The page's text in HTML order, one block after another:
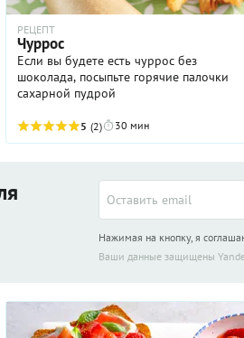
РЕЦЕПТ
Чуррос
Если вы будете есть чуррос без
шоколада, посыпьте горячие палочки
сахарной пудрой
5 (2) 30 мин
Нажимая на кнопку, я
Ваши данные защищены